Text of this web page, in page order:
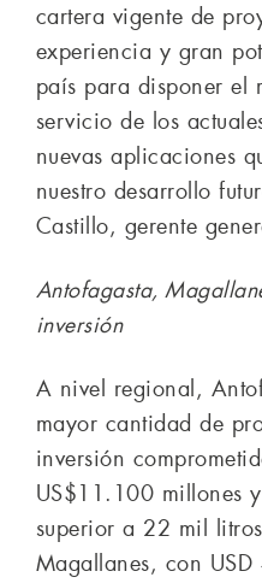
cartera vigente de
experiencia y gran
país para disponer el
servicio de los
nuevas aplicaciones
nuestro desarrollo
Castillo, gerente
Antofagasta,
inversión
A nivel regional,
mayor cantidad de
inversión
US$11.100 millones
superior a 22 mil
Magallanes, con